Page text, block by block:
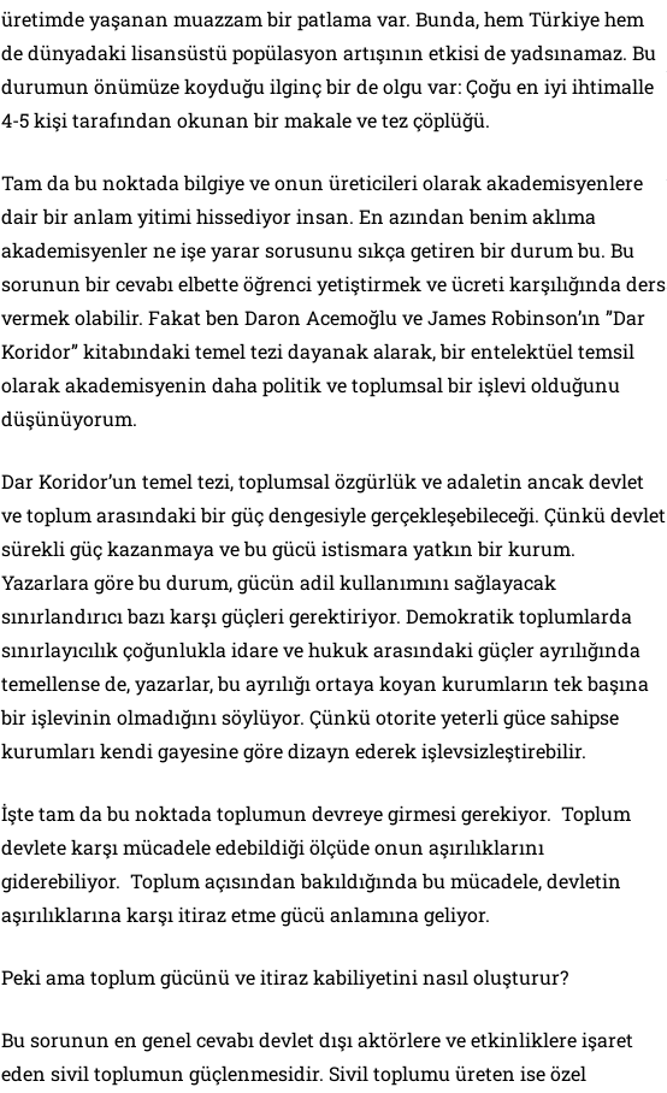
üretimde yaşanan muazzam bir patlama var. Bunda, hem Türkiye hem
de dünyadaki lisansüstü popülasyon artışının etkisi de yadsınamaz. Bu
durumun önümüze koyduğu ilginç bir de olgu var: Çoğu en iyi ihtimalle
4-5 kişi tarafından okunan bir makale ve tez çöplüğü.
Tam da bu noktada bilgiye ve onun üreticileri olarak akademisyenlere
dair bir anlam yitimi hissediyor insan. En azından benim aklıma
akademisyenler ne işe yarar sorusunu sıkça getiren bir durum bu. Bu
sorunun bir cevabı elbette öğrenci yetiştirmek ve ücreti karşılığında ders
vermek olabilir. Fakat ben Daron Acemoğlu ve James Robinson’ın ”Dar
Koridor” kitabındaki temel tezi dayanak alarak, bir entelektüel temsil
olarak akademisyenin daha politik ve toplumsal bir işlevi olduğunu
düşünüyorum.
Dar Koridor’un temel tezi, toplumsal özgürlük ve adaletin ancak devlet
ve toplum arasındaki bir güç dengesiyle gerçekleşebileceği. Çünkü devlet
sürekli güç kazanmaya ve bu gücü istismara yatkın bir kurum.
Yazarlara göre bu durum, gücün adil kullanımını sağlayacak
sınırlandırıcı bazı karşı güçleri gerektiriyor. Demokratik toplumlarda
sınırlayıcılık çoğunlukla idare ve hukuk arasındaki güçler ayrılığında
temellense de, yazarlar, bu ayrılığı ortaya koyan kurumların tek başına
bir işlevinin olmadığını söylüyor. Çünkü otorite yeterli güce sahipse
kurumları kendi gayesine göre dizayn ederek işlevsizleştirebilir.
İşte tam da bu noktada toplumun devreye girmesi gerekiyor. Toplum
devlete karşı mücadele edebildiği ölçüde onun aşırılıklarını
giderebiliyor. Toplum açısından bakıldığında bu mücadele, devletin
aşırılıklarına karşı itiraz etme gücü anlamına geliyor.
Peki ama toplum gücünü ve itiraz kabiliyetini nasıl oluşturur?
Bu sorunun en genel cevabı devlet dışı aktörlere ve etkinliklere işaret
eden sivil toplumun güçlenmesidir. Sivil toplumu üreten ise özel